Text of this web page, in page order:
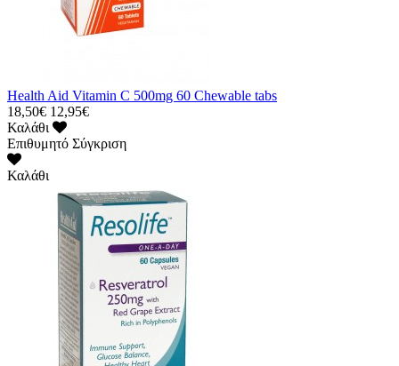
Health Aid Vitamin C 500mg 60 Chewable tabs
18,50€ 12,95€
Καλάθι
Επιθυμητό Σύγκριση
Καλάθι